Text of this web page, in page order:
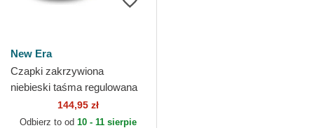
New Era
Czapki zakrzywiona
niebieski taśma regulowana
9FORTY Retro Chelsea
Football Club Premier
144,95 zł
Odbierz to od 10 - 11 sierpie